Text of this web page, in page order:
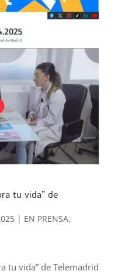
tu vida” de
| EN PRENSA,
tu vida” de Telemadrid